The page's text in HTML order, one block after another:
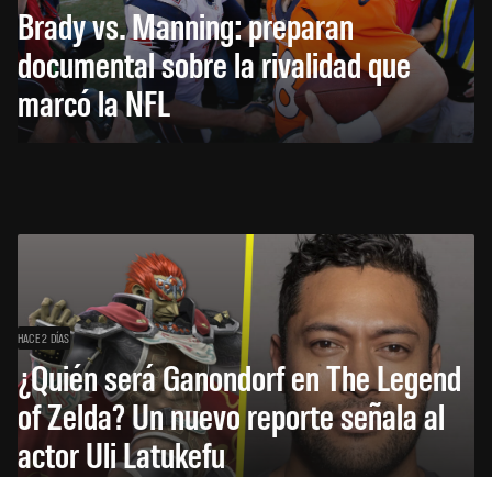
Brady vs. Manning: preparan
documental sobre la rivalidad que
marcó la NFL
HACE 2 DÍAS
¿Quién será Ganondorf en The Legend
of Zelda? Un nuevo reporte señala al
actor Uli Latukefu